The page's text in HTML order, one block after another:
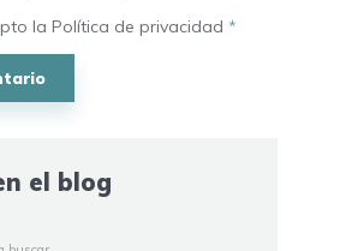
la Política de privacidad *
el blog